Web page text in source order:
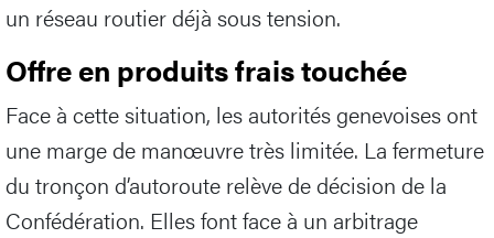
un réseau routier déjà sous tension.
Offre en produits frais touchée
Face à cette situation, les autorités genevoises ont
une marge de manœuvre très limitée. La fermeture
du tronçon d’autoroute relève de décision de la
Confédération. Elles font face à un arbitrage